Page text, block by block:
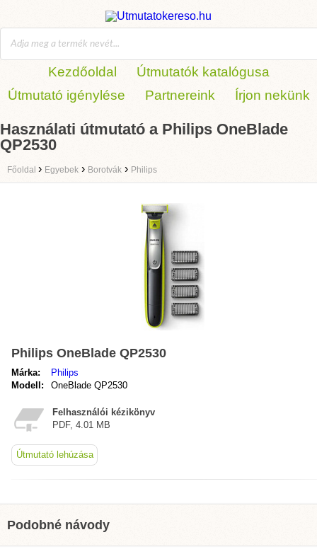
Kezdőoldal
Útmutatók katalógusa
Útmutató igénylése
Partnereink Írjon nekünk
Használati útmutató a Philips OneBlade
QP2530
Főoldal › Egyebek › Borotvák › Philips
Philips OneBlade QP2530
Márka:
Philips
Modell:
OneBlade QP2530
Felhasználói kézikönyv
PDF, 4.01 MB
Útmutató lehúzása
Podobné návody